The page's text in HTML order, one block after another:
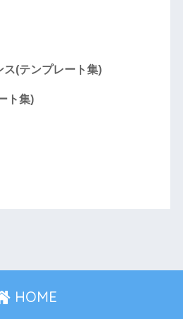
(テンプレート集)
ト集)
HOME